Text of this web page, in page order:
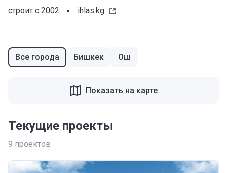
строит с 2002 ihlas.kg
Все города Бишкек Ош
Текущие проекты
9 проектов
Показать на карте